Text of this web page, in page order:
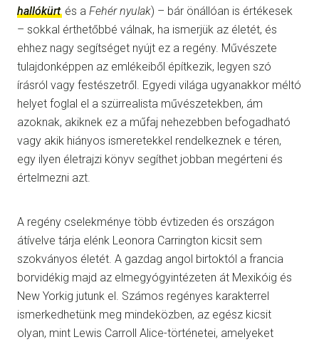
hallókürt és a Fehér nyulak) – bár önállóan is értékesek
– sokkal érthetőbbé válnak, ha ismerjük az életét, és
ehhez nagy segítséget nyújt ez a regény. Művészete
tulajdonképpen az emlékeiből építkezik, legyen szó
írásról vagy festészetről. Egyedi világa ugyanakkor méltó
helyet foglal el a szürrealista művészetekben, ám
azoknak, akiknek ez a műfaj nehezebben befogadható
vagy akik hiányos ismeretekkel rendelkeznek e téren,
egy ilyen életrajzi könyv segíthet jobban megérteni és
értelmezni azt.
A regény cselekménye több évtizeden és országon
átívelve tárja elénk Leonora Carrington kicsit sem
szokványos életét. A gazdag angol birtoktól a francia
borvidékig majd az elmegyógyintézeten át Mexikóig és
New Yorkig jutunk el. Számos regényes karakterrel
ismerkedhetünk meg mindeközben, az egész kicsit
olyan, mint Lewis Carroll Alice-történetei, amelyeket